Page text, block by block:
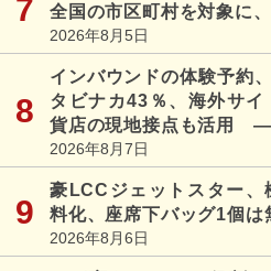
全国の市区町村を対象に
2026年8月5日
インバウンドの体験予約
タビナカ43％、海外サ
貨店の現地接点も活用 ―
2026年8月7日
豪LCCジェットスター、
料化、座席下バッグ1個は
2026年8月6日